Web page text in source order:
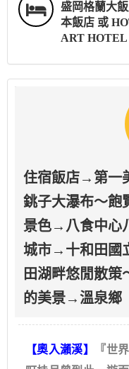
盛岡格蘭大
本飯店 或
ART HOTEL
住宿飯店→第一
銚子大瀑布～飽
景色→八食中心
城市→十和田國
田湖畔悠閒散策
的美景→溫泉鄉
【奧入瀨溪】
『世